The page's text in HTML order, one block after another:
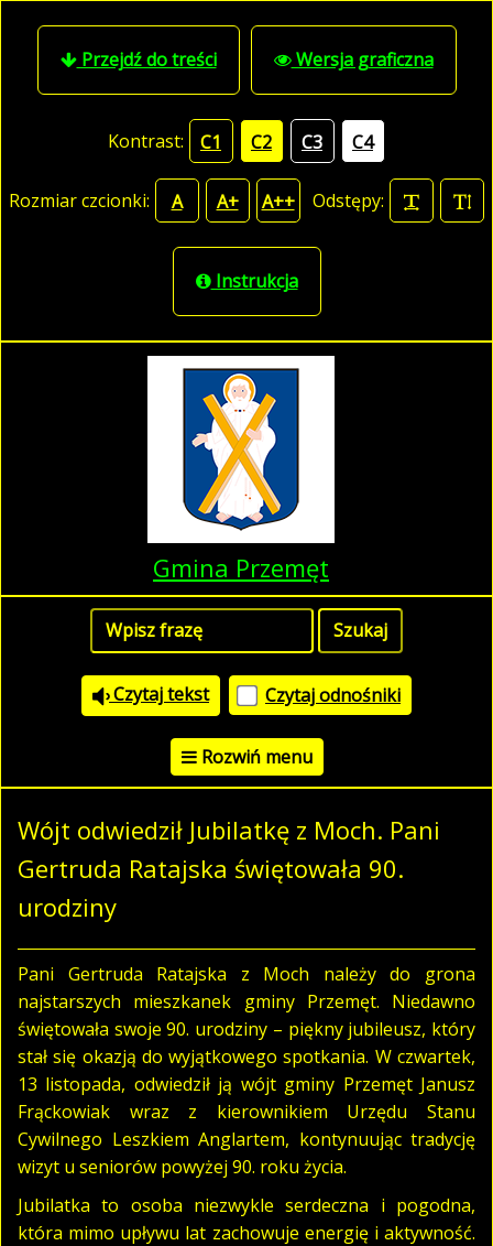
Przejdź do treści Wersja graficzna
Kontrast: C1 C2 C3 C4
Rozmiar czcionki: A A+ A++ Odstępy:
Instrukcja
Gmina Przemęt
Czytaj tekst Czytaj odnośniki
Rozwiń menu
Wójt odwiedził Jubilatkę z Moch. Pani
Gertruda Ratajska świętowała 90.
urodziny
Pani Gertruda Ratajska z Moch należy do grona
najstarszych mieszkanek gminy Przemęt. Niedawno
świętowała swoje 90. urodziny – piękny jubileusz, który
stał się okazją do wyjątkowego spotkania. W czwartek,
13 listopada, odwiedził ją wójt gminy Przemęt Janusz
Frąckowiak wraz z kierownikiem Urzędu Stanu
Cywilnego Leszkiem Anglartem, kontynuując tradycję
wizyt u seniorów powyżej 90. roku życia.
Jubilatka to osoba niezwykle serdeczna i pogodna,
która mimo upływu lat zachowuje energię i aktywność.